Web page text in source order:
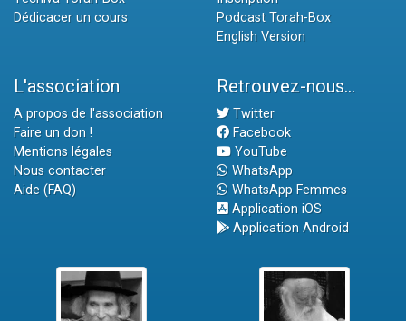
Dédicacer un cours
Podcast Torah-Box
English Version
L'association
A propos de l'association
Faire un don !
Mentions légales
Nous contacter
Aide (FAQ)
Retrouvez-nous...
Twitter
Facebook
YouTube
WhatsApp
WhatsApp Femmes
Application iOS
Application Android